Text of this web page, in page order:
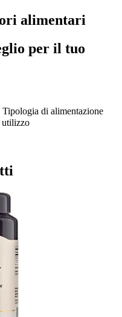
alimentari
per il tuo
Tipologia di alimentazione